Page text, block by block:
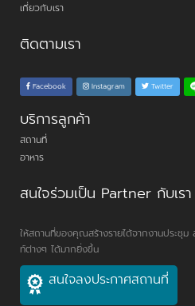
เกี่ยวกับเรา
ติดตามเรา
Facebook Instagram Twitter
บริการลูกค้า
สถานที่
อาหาร
สนใจร่วมเป็น Partner กับเรา
ให้สถานที่ของคุณสร้างรายได้จากงานประชุ
ท์ต่างๆ ได้มากยิ่งขึ้น
สนใจลงประกาศสถานที่